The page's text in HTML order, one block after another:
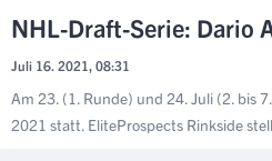
NHL-Draft-Serie: Dario
Juli 16. 2021, 08:31
Am 23. (1. Runde) und 24. Juli (2. bis
2021 statt. EliteProspects Rinkside